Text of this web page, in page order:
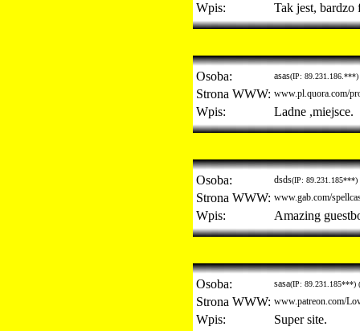
Wpis: Tak jest, bardzo
Osoba: asas(IP: 89.231.186.***)
Strona WWW: www.pl.quora.com/
Wpis: Ladne ,miejsce.
Osoba: dsds(IP: 89.231.185***)
Strona WWW: www.gab.com/
Wpis: Amazing
Osoba: sasa(IP: 89.231.185***)
Strona WWW: www.patreon.com/
Wpis: Super site.